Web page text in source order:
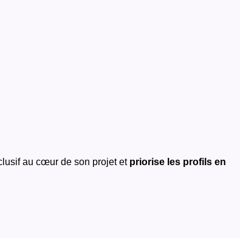
au cœur de son projet et priorise les profils en